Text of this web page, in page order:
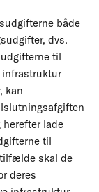
både
dvs.
til
infrastruktur
kan
lade
til
skal de
deres